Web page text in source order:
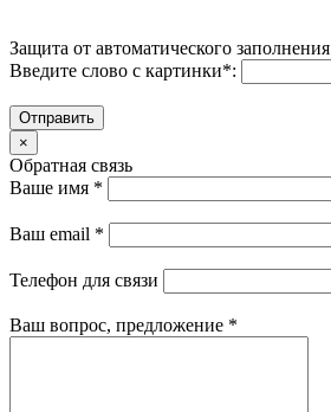
Защита от автоматического заполнения
Введите слово с картинки*:
Отправить
×
Обратная связь
Ваше имя *
Ваш email *
Телефон для связи
Ваш вопрос, предложение *